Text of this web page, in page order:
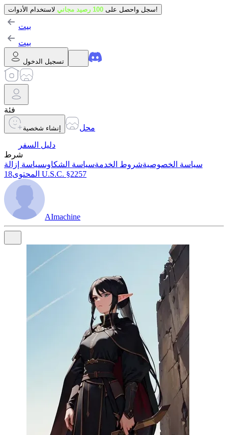
سجل واحصل على 100 رصيد مجاني لاستخدام الأدوات!
بيت
بيت
تسجيل الدخول
فئة
إنشاء شخصية
محل
دليل السفر
شرط
سياسة الخصوصيةشروط الخدمةسياسة الشكاوىسياسة إزالة
المحتوى 18 U.S.C. §2257
AImachine